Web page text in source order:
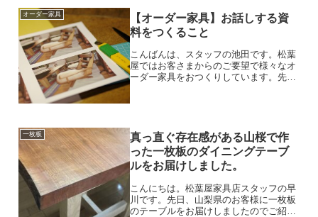
オーダー家具
【オーダー家具】お話しする資
料をつくること
こんばんは、スタッフの池田です。松葉
屋ではお客さまからのご要望で様々なオ
ーダー家具をおつくりしています。先日
一枚板
真っ直ぐ存在感がある山桜で作
った一枚板のダイニングテーブ
ルをお届けしました。
こんにちは。松葉屋家具店スタッフの早
川です。先日、山梨県のお客様に一枚板
のテーブルをお届けしましたのでご紹介